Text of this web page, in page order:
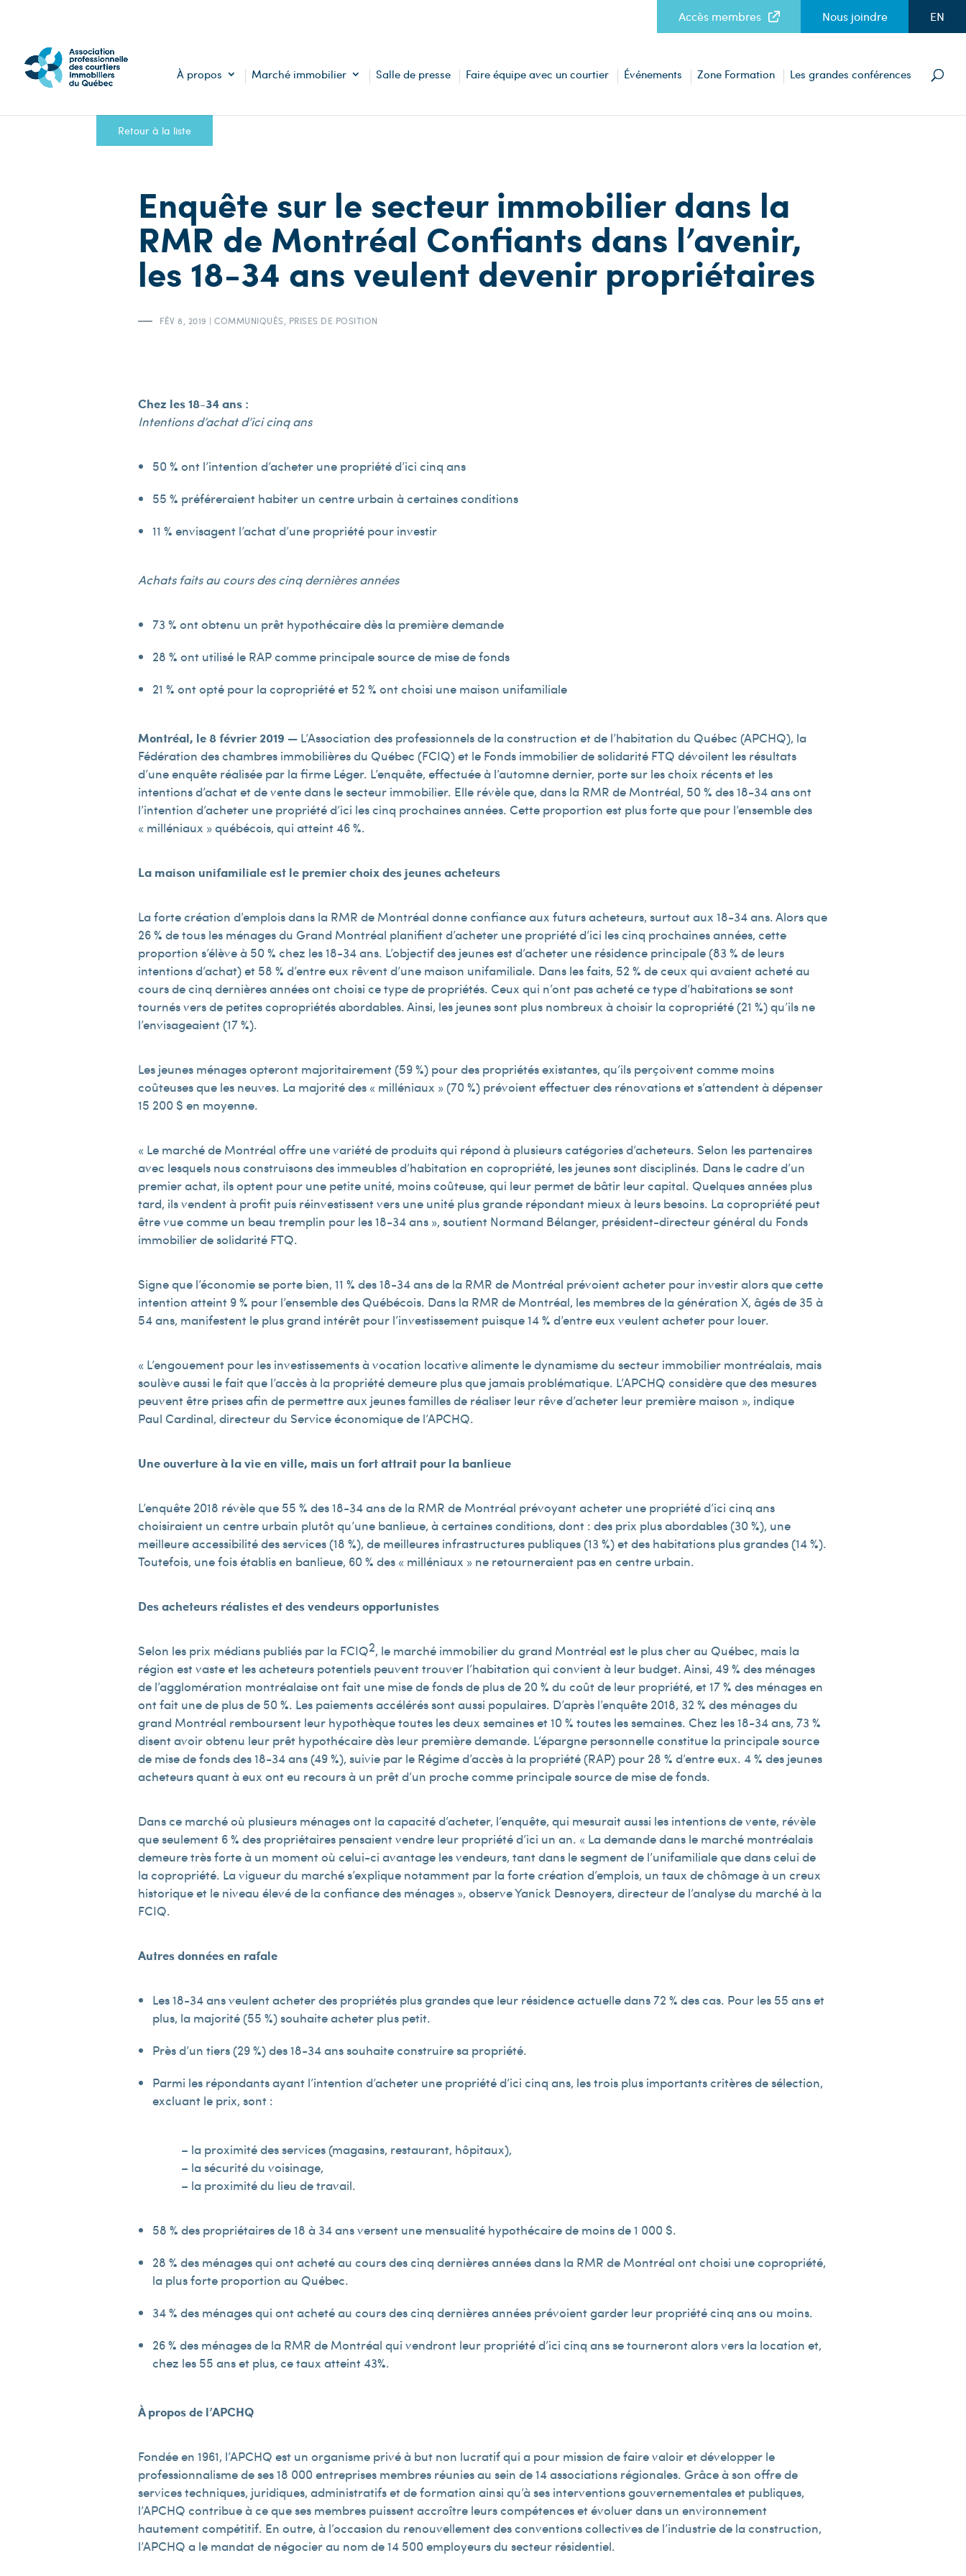
Accès membres Nous joindre EN
À propos Marché immobilier Salle de presse Faire équipe avec un courtier Événements Zone Formation Les grandes conférences
Retour à la liste
Enquête sur le secteur immobilier dans la
RMR de Montréal Confiants dans l’avenir,
les 18-34 ans veulent devenir propriétaires
FÉV 8, 2019 | COMMUNIQUÉS PRISES DE POSITION
Chez les 18-34 ans :
Intentions d’achat d’ici cinq ans
50 % ont l’intention d’acheter une propriété d’ici cinq ans
55 % préféreraient habiter un centre urbain à certaines conditions
11 % envisagent l’achat d’une propriété pour investir
Achats faits au cours des cinq dernières années
73 % ont obtenu un prêt hypothécaire dès la première demande
28 % ont utilisé le RAP comme principale source de mise de fonds
21 % ont opté pour la copropriété et 52 % ont choisi une maison unifamiliale
Montréal, le 8 février 2019 — L’Association des professionnels de la construction et de l’habitation du Québec (APCHQ), la
Fédération des chambres immobilières du Québec (FCIQ) et le Fonds immobilier de solidarité FTQ dévoilent les résultats
d’une enquête réalisée par la firme Léger. L’enquête, effectuée à l’automne dernier, porte sur les choix récents et les
intentions d’achat et de vente dans le secteur immobilier. Elle révèle que, dans la RMR de Montréal, 50 % des 18-34 ans ont
l’intention d’acheter une propriété d’ici les cinq prochaines années. Cette proportion est plus forte que pour l’ensemble des
« milléniaux » québécois, qui atteint 46 %.
La maison unifamiliale est le premier choix des jeunes acheteurs
La forte création d’emplois dans la RMR de Montréal donne confiance aux futurs acheteurs, surtout aux 18-34 ans. Alors que
26 % de tous les ménages du Grand Montréal planifient d’acheter une propriété d’ici les cinq prochaines années, cette
proportion s’élève à 50 % chez les 18-34 ans. L’objectif des jeunes est d’acheter une résidence principale (83 % de leurs
intentions d’achat) et 58 % d’entre eux rêvent d’une maison unifamiliale. Dans les faits, 52 % de ceux qui avaient acheté au
cours de cinq dernières années ont choisi ce type de propriétés. Ceux qui n’ont pas acheté ce type d’habitations se sont
tournés vers de petites copropriétés abordables. Ainsi, les jeunes sont plus nombreux à choisir la copropriété (21 %) qu’ils ne
l’envisageaient (17 %).
Les jeunes ménages opteront majoritairement (59 %) pour des propriétés existantes, qu’ils perçoivent comme moins
coûteuses que les neuves. La majorité des « milléniaux » (70 %) prévoient effectuer des rénovations et s’attendent à dépenser
15 200 $ en moyenne.
« Le marché de Montréal offre une variété de produits qui répond à plusieurs catégories d’acheteurs. Selon les partenaires
avec lesquels nous construisons des immeubles d’habitation en copropriété, les jeunes sont disciplinés. Dans le cadre d’un
premier achat, ils optent pour une petite unité, moins coûteuse, qui leur permet de bâtir leur capital. Quelques années plus
tard, ils vendent à profit puis réinvestissent vers une unité plus grande répondant mieux à leurs besoins. La copropriété peut
être vue comme un beau tremplin pour les 18-34 ans », soutient Normand Bélanger, président-directeur général du Fonds
immobilier de solidarité FTQ.
Signe que l’économie se porte bien, 11 % des 18-34 ans de la RMR de Montréal prévoient acheter pour investir alors que cette
intention atteint 9 % pour l’ensemble des Québécois. Dans la RMR de Montréal, les membres de la génération X, âgés de 35 à
54 ans, manifestent le plus grand intérêt pour l’investissement puisque 14 % d’entre eux veulent acheter pour louer.
« L’engouement pour les investissements à vocation locative alimente le dynamisme du secteur immobilier montréalais, mais
soulève aussi le fait que l’accès à la propriété demeure plus que jamais problématique. L’APCHQ considère que des mesures
peuvent être prises afin de permettre aux jeunes familles de réaliser leur rêve d’acheter leur première maison », indique
Paul Cardinal, directeur du Service économique de l’APCHQ.
Une ouverture à la vie en ville, mais un fort attrait pour la banlieue
L’enquête 2018 révèle que 55 % des 18-34 ans de la RMR de Montréal prévoyant acheter une propriété d’ici cinq ans
choisiraient un centre urbain plutôt qu’une banlieue, à certaines conditions, dont : des prix plus abordables (30 %), une
meilleure accessibilité des services (18 %), de meilleures infrastructures publiques (13 %) et des habitations plus grandes (14 %).
Toutefois, une fois établis en banlieue, 60 % des « milléniaux » ne retourneraient pas en centre urbain.
Des acheteurs réalistes et des vendeurs opportunistes
Selon les prix médians publiés par la FCIQ2, le marché immobilier du grand Montréal est le plus cher au Québec, mais la
région est vaste et les acheteurs potentiels peuvent trouver l’habitation qui convient à leur budget. Ainsi, 49 % des ménages
de l’agglomération montréalaise ont fait une mise de fonds de plus de 20 % du coût de leur propriété, et 17 % des ménages en
ont fait une de plus de 50 %. Les paiements accélérés sont aussi populaires. D’après l’enquête 2018, 32 % des ménages du
grand Montréal remboursent leur hypothèque toutes les deux semaines et 10 % toutes les semaines. Chez les 18-34 ans, 73 %
disent avoir obtenu leur prêt hypothécaire dès leur première demande. L’épargne personnelle constitue la principale source
de mise de fonds des 18-34 ans (49 %), suivie par le Régime d’accès à la propriété (RAP) pour 28 % d’entre eux. 4 % des jeunes
acheteurs quant à eux ont eu recours à un prêt d’un proche comme principale source de mise de fonds.
Dans ce marché où plusieurs ménages ont la capacité d’acheter, l’enquête, qui mesurait aussi les intentions de vente, révèle
que seulement 6 % des propriétaires pensaient vendre leur propriété d’ici un an. « La demande dans le marché montréalais
demeure très forte à un moment où celui-ci avantage les vendeurs, tant dans le segment de l’unifamiliale que dans celui de
la copropriété. La vigueur du marché s’explique notamment par la forte création d’emplois, un taux de chômage à un creux
historique et le niveau élevé de la confiance des ménages », observe Yanick Desnoyers, directeur de l’analyse du marché à la
FCIQ.
Autres données en rafale
Les 18-34 ans veulent acheter des propriétés plus grandes que leur résidence actuelle dans 72 % des cas. Pour les 55 ans et
plus, la majorité (55 %) souhaite acheter plus petit.
Près d’un tiers (29 %) des 18-34 ans souhaite construire sa propriété.
Parmi les répondants ayant l’intention d’acheter une propriété d’ici cinq ans, les trois plus importants critères de sélection,
excluant le prix, sont :
– la proximité des services (magasins, restaurant, hôpitaux),
– la sécurité du voisinage,
– la proximité du lieu de travail.
58 % des propriétaires de 18 à 34 ans versent une mensualité hypothécaire de moins de 1 000 $.
28 % des ménages qui ont acheté au cours des cinq dernières années dans la RMR de Montréal ont choisi une copropriété,
la plus forte proportion au Québec.
34 % des ménages qui ont acheté au cours des cinq dernières années prévoient garder leur propriété cinq ans ou moins.
26 % des ménages de la RMR de Montréal qui vendront leur propriété d’ici cinq ans se tourneront alors vers la location et,
chez les 55 ans et plus, ce taux atteint 43%.
À propos de l’APCHQ
Fondée en 1961, l’APCHQ est un organisme privé à but non lucratif qui a pour mission de faire valoir et développer le
professionnalisme de ses 18 000 entreprises membres réunies au sein de 14 associations régionales. Grâce à son offre de
services techniques, juridiques, administratifs et de formation ainsi qu’à ses interventions gouvernementales et publiques,
l’APCHQ contribue à ce que ses membres puissent accroître leurs compétences et évoluer dans un environnement
hautement compétitif. En outre, à l’occasion du renouvellement des conventions collectives de l’industrie de la construction,
l’APCHQ a le mandat de négocier au nom de 14 500 employeurs du secteur résidentiel.